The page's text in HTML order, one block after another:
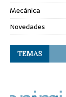
Mecánica
Novedades
TEMAS